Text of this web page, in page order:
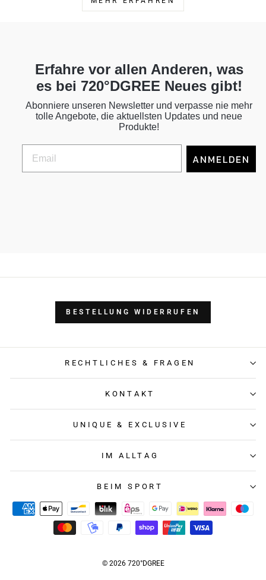
Erfahre vor allen Anderen, was
es bei 720°DGREE Neues gibt!
Abonniere unseren Newsletter und verpasse nie mehr
tolle Angebote, die aktuellsten Updates und neue
Produkte!
ANMELDEN
BESTELLUNG WIDERRUFEN
RECHTLICHES & FRAGEN
KONTAKT
UNIQUE & EXCLUSIVE
IM ALLTAG
BEIM SPORT
© 2026 720°DGREE